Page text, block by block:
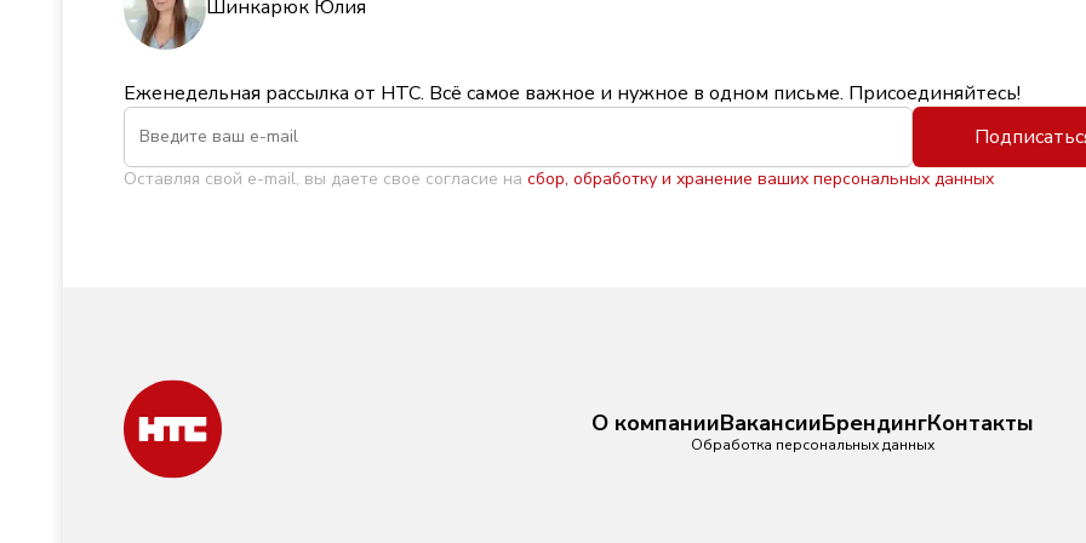
Шинкарюк Юлия
Еженедельная рассылка от НТС. Всё самое важное и нужное в одном письме. Присоединяйтесь!
Оставляя свой e-mail, вы даете свое согласие на сбор, обработку и хранение ваших персональных данных
О компанииВакансииБрендингКонтакты
Обработка персональных данных